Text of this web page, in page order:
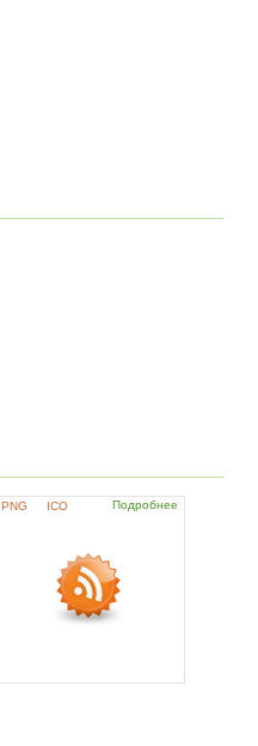
PNG ICO Подробнее